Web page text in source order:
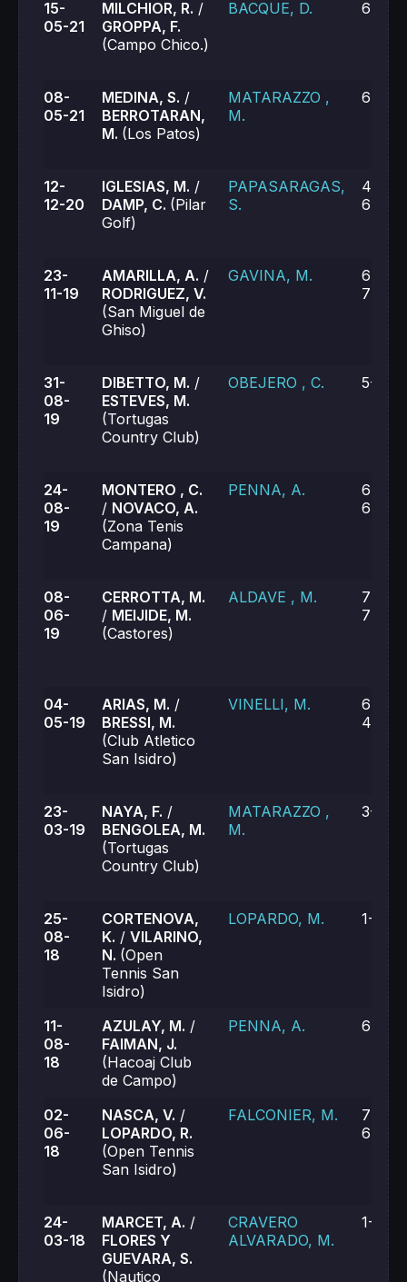
15-
05-21
MILCHIOR, R. /
GROPPA, F.
(Campo Chico.)
BACQUE, D. 6-3,
08-
05-21
MEDINA, S. /
BERROTARAN,
M. (Los Patos)
MATARAZZO ,
M.
6-1,
12-
12-20
IGLESIAS, M. /
DAMP, C. (Pilar
Golf)
PAPASARAGAS,
S.
4-6,
6-7
23-
11-19
AMARILLA, A. /
RODRIGUEZ, V.
(San Miguel de
Ghiso)
GAVINA, M.
6-3,
7-6
31-
08-
19
DIBETTO, M. /
ESTEVES, M.
(Tortugas
Country Club)
OBEJERO , C. 5-7,
24-
08-
19
MONTERO , C.
/ NOVACO, A.
(Zona Tenis
Campana)
PENNA, A.
6-7,
6-4
08-
06-
19
CERROTTA, M.
/ MEIJIDE, M.
(Castores)
ALDAVE , M.
7-5,
7-6
04-
05-19
ARIAS, M. /
BRESSI, M.
(Club Atletico
San Isidro)
VINELLI, M.
6-4,
4-6
23-
03-19
NAYA, F. /
BENGOLEA, M.
(Tortugas
Country Club)
MATARAZZO ,
M.
3-6,
25-
08-
18
CORTENOVA,
K. / VILARINO,
N. (Open
Tennis San
Isidro)
LOPARDO, M. 1-6,
11-
08-
18
AZULAY, M. /
FAIMAN, J.
(Hacoaj Club
de Campo)
PENNA, A. 6-1,
02-
06-
18
NASCA, V. /
LOPARDO, R.
(Open Tennis
San Isidro)
FALCONIER, M.
7-5,
6-3
24-
03-18
MARCET, A. /
FLORES Y
GUEVARA, S.
(Nautico
CRAVERO
ALVARADO, M.
1-6,